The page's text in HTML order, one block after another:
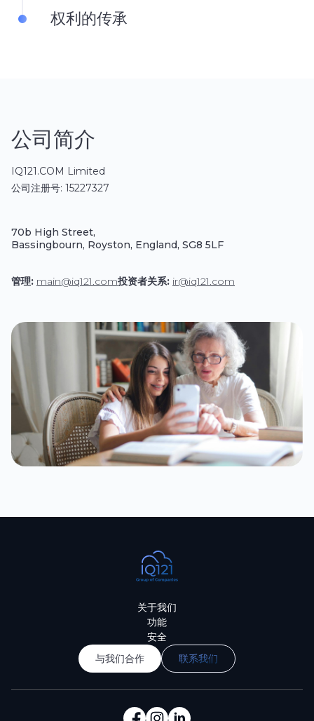
权利的传承
公司简介
IQ121.COM Limited
公司注册号: 15227327
70b High Street,
Bassingbourn, Royston, England, SG8 5LF
管理: main@iq121.com投资者关系: ir@iq121.com
关于我们
功能
安全
与我们合作
联系我们